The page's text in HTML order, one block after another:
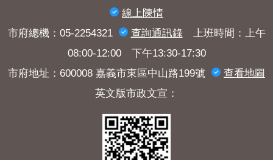
線上陳情
市府總機：05-2254321
查詢​通訊錄上班時間：上午
08:00-12:00 下午13:30-17:30
市府地址：600008 嘉義市東區中山路199號
查看地圖
英文版市政文宣：